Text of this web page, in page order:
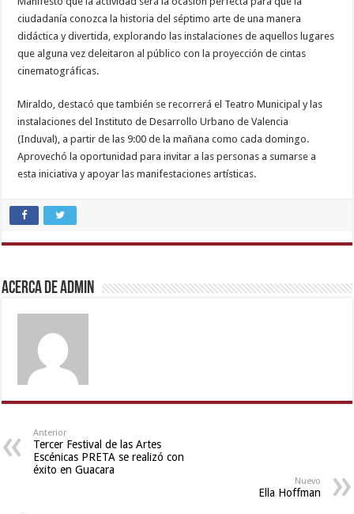
ciudadanía conozca la historia del séptimo arte de una manera
didáctica y divertida, explorando las instalaciones de aquellos lugares
que alguna vez deleitaron al público con la proyección de cintas
cinematográficas.
Miraldo, destacó que también se recorrerá el Teatro Municipal y las
instalaciones del Instituto de Desarrollo Urbano de Valencia
(Induval), a partir de las 9:00 de la mañana como cada domingo.
Aprovechó la oportunidad para invitar a las personas a sumarse a
esta iniciativa y apoyar las manifestaciones artísticas.
desi
bhabhi
xxx,
indian
teen
office,
hd
hindi
video,
telugu
sex,
Acerca de admin
Anterior
Tercer Festival de las Artes
Escénicas PRETA se realizó con
éxito en Guacara
Nuevo
Ella Hoffman